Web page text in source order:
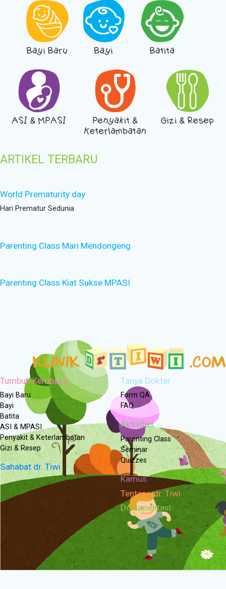
ARTIKEL TERBARU
World Prematurity day
Hari Prematur Sedunia
Parenting Class Mari Mendongeng
Parenting Class Kiat Sukse MPASI
Tumbuh Kembang
Bayi Baru
Bayi
Batita
ASI & MPASI
Penyakit & Keterlambatan
Gizi & Resep
Sahabat dr. Tiwi
Tanya Dokter
Form QA
FAQ
Aktivitas
Parenting Class
Seminar
Quizzes
Kamus
Tentang dr. Tiwi
Dokumentasi